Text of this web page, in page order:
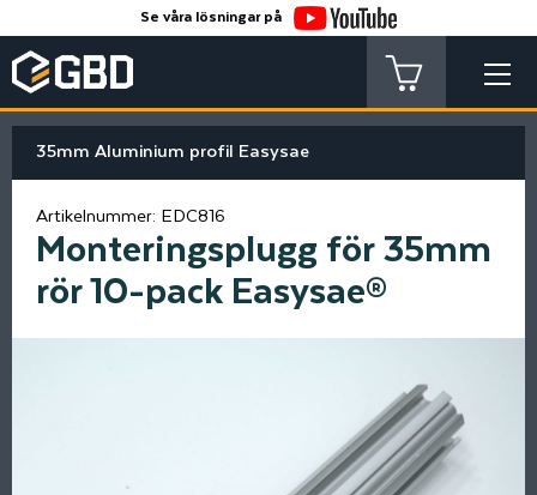
Se våra lösningar på
35mm Aluminium profil Easysae
Artikelnummer: EDC816
Monteringsplugg för 35mm
rör 10-pack Easysae®